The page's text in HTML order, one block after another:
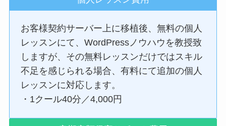
お客様契約サーバー上に移植後、無料の個人
レッスンにて、WordPressノウハウを教授致
しますが、その無料レッスンだけではスキル
不足を感じられる場合、有料にて追加の個人
レッスンに対応します。
・1クール40分／4,000円